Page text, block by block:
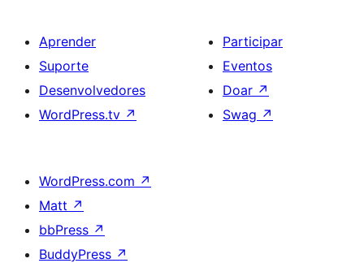
Aprender
Suporte
Desenvolvedores
WordPress.tv ↗
Participar
Eventos
Doar ↗
Swag ↗
WordPress.com ↗
Matt ↗
bbPress ↗
BuddyPress ↗